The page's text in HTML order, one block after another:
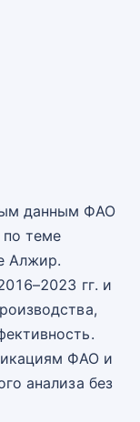
данным ФАО
теме
Алжир.
гг. и
ФАО и
анализа без